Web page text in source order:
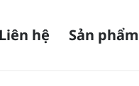
Liên hệ Sản phẩm